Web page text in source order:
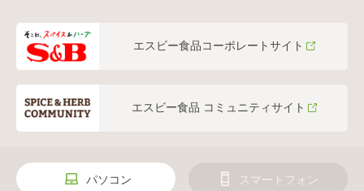
エスビー食品コーポレートサイト
エスビー食品 コミュニティサイト
パソコン スマートフォン